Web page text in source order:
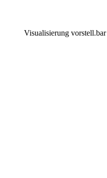
Visualisierung vorstell.bar